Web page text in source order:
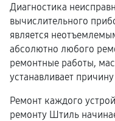
Диагностика
вычислительного
является
абсолютно любого
ремонтные работы,
устанавливает
Ремонт каждого
ремонту Штиль